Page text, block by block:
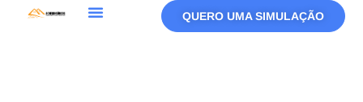
QUERO UMA SIMULAÇÃO